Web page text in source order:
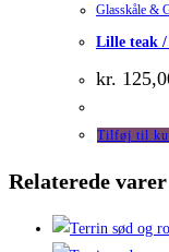
Glasskåle &
Lille teak /
kr.
Tilføj til
Relaterede varer